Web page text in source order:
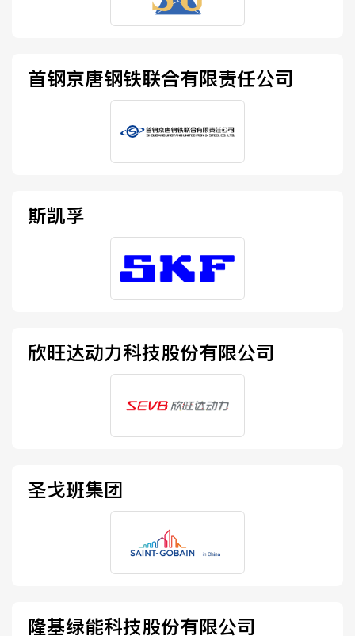
首钢京唐钢铁联合有限责任公司
斯凯孚
欣旺达动力科技股份有限公司
圣戈班集团
隆基绿能科技股份有限公司